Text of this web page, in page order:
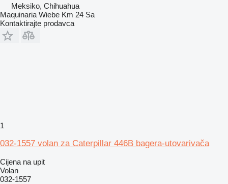
Meksiko, Chihuahua
Maquinaria Wiebe Km 24 Sa
Kontaktirajte prodavca
1
032-1557 volan za Caterpillar 446B bagera-utovarivača
Cijena na upit
Volan
032-1557